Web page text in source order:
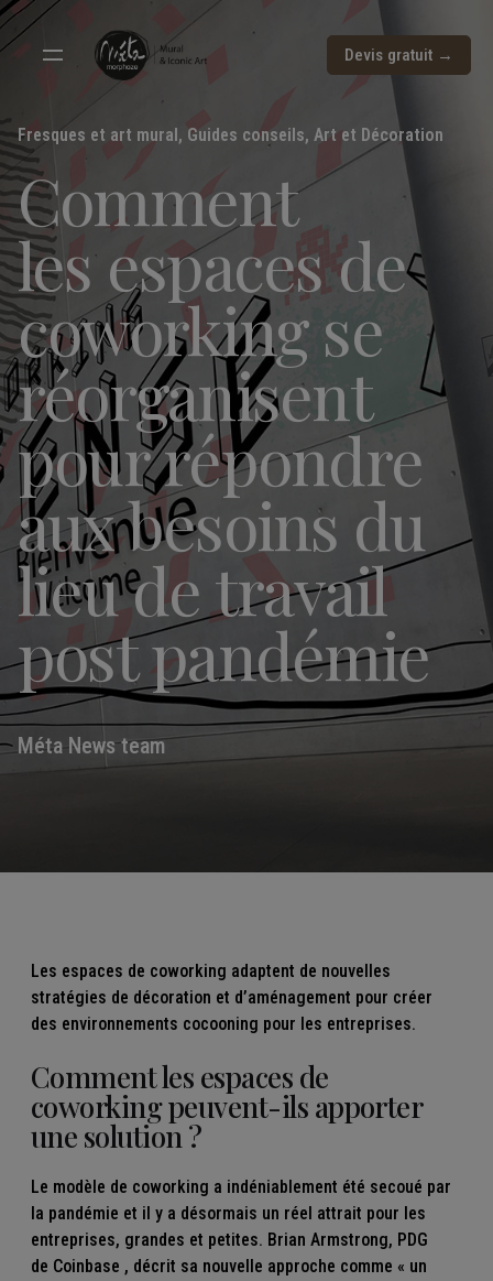
Devis gratuit →
Fresques et art mural, Guides conseils, Art et Décoration
Comment
les espaces de
coworking se
réorganisent
pour répondre
aux besoins du
lieu de travail
post pandémie
Méta News team
Les espaces de coworking adaptent de nouvelles
stratégies de décoration et d’aménagement pour créer
des environnements cocooning pour les entreprises.
Comment les espaces de
coworking peuvent-ils apporter
une solution ?
Le modèle de coworking a indéniablement été secoué par
la pandémie et il y a désormais un réel attrait pour les
entreprises, grandes et petites. Brian Armstrong, PDG
de Coinbase , décrit sa nouvelle approche comme « un